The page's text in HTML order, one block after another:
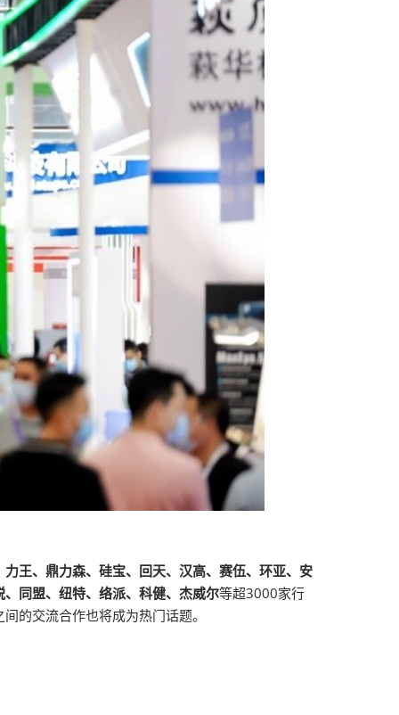
王、鼎力森、硅宝、回天、汉高、赛伍、环亚、安
同盟、纽特、络派、科健、杰威尔等超3000家行
的交流合作也将成为热门话题。